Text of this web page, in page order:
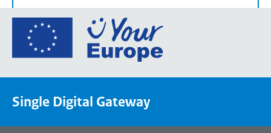
Ga
de
een
Single Digital Gateway